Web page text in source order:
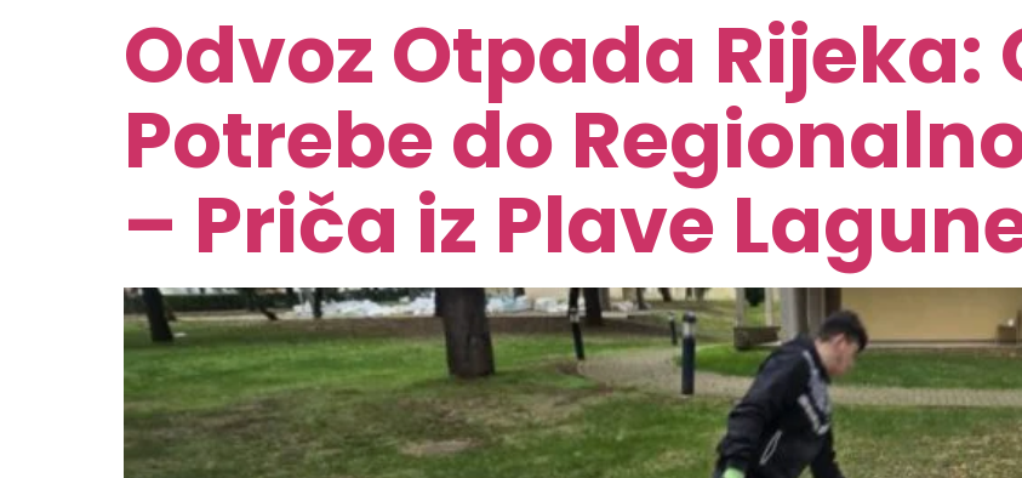
Odvoz Otpada Rijeka:
Potrebe do
– Priča iz Plave